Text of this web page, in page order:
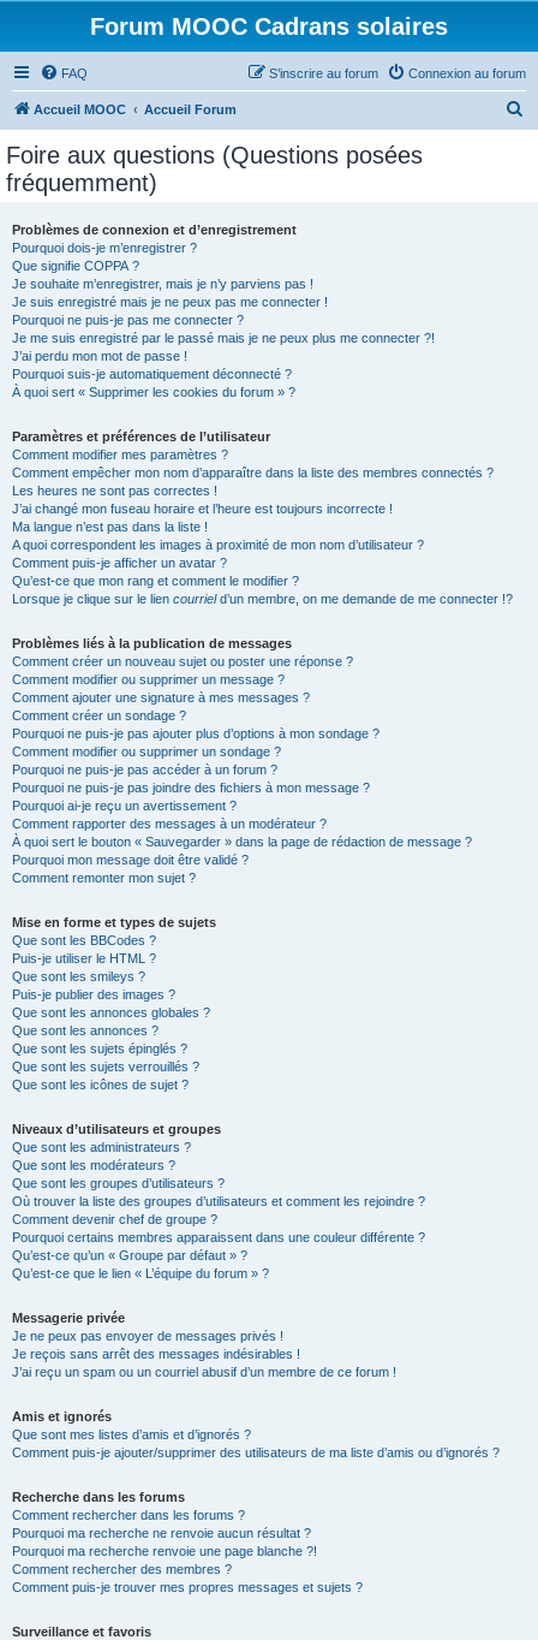
Forum MOOC Cadrans solaires
FAQ Connexion au forum
S’inscrire au forum
Accueil MOOC Accueil Forum
Foire aux questions (Questions posées
fréquemment)
Problèmes de connexion et d’enregistrement
Pourquoi dois-je m’enregistrer ?
Que signifie COPPA ?
Je souhaite m’enregistrer, mais je n’y parviens pas !
Je suis enregistré mais je ne peux pas me connecter !
Pourquoi ne puis-je pas me connecter ?
Je me suis enregistré par le passé mais je ne peux plus me connecter ?!
J’ai perdu mon mot de passe !
Pourquoi suis-je automatiquement déconnecté ?
À quoi sert « Supprimer les cookies du forum » ?
Paramètres et préférences de l’utilisateur
Comment modifier mes paramètres ?
Comment empêcher mon nom d’apparaître dans la liste des membres connectés ?
Les heures ne sont pas correctes !
J’ai changé mon fuseau horaire et l’heure est toujours incorrecte !
Ma langue n’est pas dans la liste !
A quoi correspondent les images à proximité de mon nom d’utilisateur ?
Comment puis-je afficher un avatar ?
Qu’est-ce que mon rang et comment le modifier ?
Lorsque je clique sur le lien courrield’un membre, on me demande de me connecter !?
Problèmes liés à la publication de messages
Comment créer un nouveau sujet ou poster une réponse ?
Comment modifier ou supprimer un message ?
Comment ajouter une signature à mes messages ?
Comment créer un sondage ?
Pourquoi ne puis-je pas ajouter plus d’options à mon sondage ?
Comment modifier ou supprimer un sondage ?
Pourquoi ne puis-je pas accéder à un forum ?
Pourquoi ne puis-je pas joindre des fichiers à mon message ?
Pourquoi ai-je reçu un avertissement ?
Comment rapporter des messages à un modérateur ?
À quoi sert le bouton « Sauvegarder » dans la page de rédaction de message ?
Pourquoi mon message doit être validé ?
Comment remonter mon sujet ?
Mise en forme et types de sujets
Que sont les BBCodes ?
Puis-je utiliser le HTML ?
Que sont les smileys ?
Puis-je publier des images ?
Que sont les annonces globales ?
Que sont les annonces ?
Que sont les sujets épinglés ?
Que sont les sujets verrouillés ?
Que sont les icônes de sujet ?
Niveaux d’utilisateurs et groupes
Que sont les administrateurs ?
Que sont les modérateurs ?
Que sont les groupes d’utilisateurs ?
Où trouver la liste des groupes d’utilisateurs et comment les rejoindre ?
Comment devenir chef de groupe ?
Pourquoi certains membres apparaissent dans une couleur différente ?
Qu’est-ce qu’un « Groupe par défaut » ?
Qu’est-ce que le lien « L’équipe du forum » ?
Messagerie privée
Je ne peux pas envoyer de messages privés !
Je reçois sans arrêt des messages indésirables !
J’ai reçu un spam ou un courriel abusif d’un membre de ce forum !
Amis et ignorés
Que sont mes listes d’amis et d’ignorés ?
Comment puis-je ajouter/supprimer des utilisateurs de ma liste d’amis ou d’ignorés ?
Recherche dans les forums
Comment rechercher dans les forums ?
Pourquoi ma recherche ne renvoie aucun résultat ?
Pourquoi ma recherche renvoie une page blanche ?!
Comment rechercher des membres ?
Comment puis-je trouver mes propres messages et sujets ?
Surveillance et favoris